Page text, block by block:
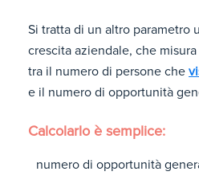
Si tratta di un altro parametro
crescita aziendale, che
tra il numero di persone che
e il numero di opportunità
Calcolarlo è semplice:
numero di opportunità